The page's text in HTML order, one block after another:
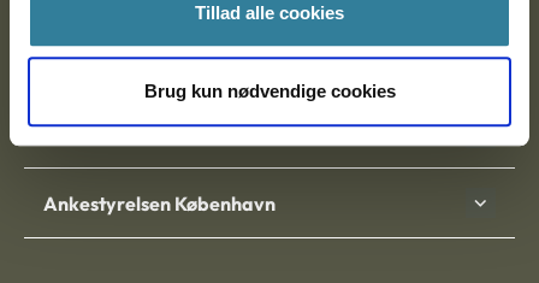
Tillad alle cookies
Brug kun nødvendige cookies
9000 Aalborg
Ankestyrelsen Aalborg
Ankestyrelsen København